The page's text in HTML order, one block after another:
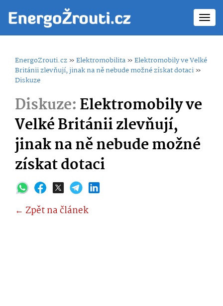
EnergoZrouti.cz»Elektromobilita»Elektromobily ve Velké
Británii zlevňují, jinak na ně nebude možné získat dotaci»
Diskuze
Diskuze:Elektromobily ve
Velké Británii zlevňují,
jinak na ně nebude možné
získat dotaci
← Zpět na článek